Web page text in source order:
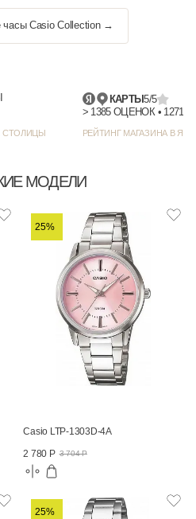
часы Casio Collection →
СТОЛИЦЫ
КАРТЫ5/5
РЕЙТИНГ МАГАЗИНА В
МОДЕЛИ
25%
Casio LTP-1303D-4A
2 780 Р 3 704 Р
25%